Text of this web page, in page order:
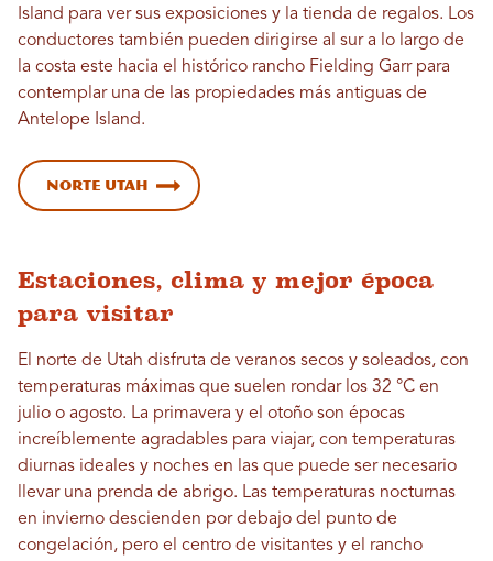
Island para ver sus exposiciones y la tienda de regalos. Los
conductores también pueden dirigirse al sur a lo largo de
la costa este hacia el histórico rancho Fielding Garr para
contemplar una de las propiedades más antiguas de
Antelope Island.
Norte Utah
Estaciones, clima y mejor época
para visitar
El norte de Utah disfruta de veranos secos y soleados, con
temperaturas máximas que suelen rondar los 32 °C en
julio o agosto. La primavera y el otoño son épocas
increíblemente agradables para viajar, con temperaturas
diurnas ideales y noches en las que puede ser necesario
llevar una prenda de abrigo. Las temperaturas nocturnas
en invierno descienden por debajo del punto de
congelación, pero el centro de visitantes y el rancho